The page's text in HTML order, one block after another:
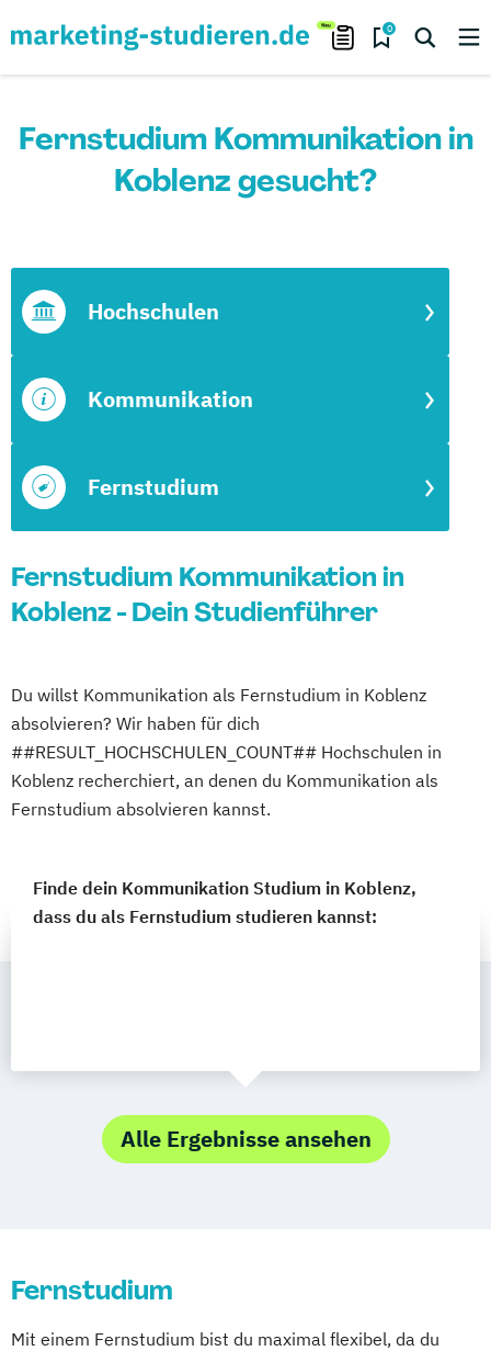
0
Fernstudium Kommunikation in
Koblenz gesucht?
Fernstudium
Kommunikation
Hochschulen
Fernstudium Kommunikation in
Koblenz - Dein Studienführer
Du willst Kommunikation als Fernstudium in Koblenz
absolvieren? Wir haben für dich
##RESULT_HOCHSCHULEN_COUNT## Hochschulen in
Koblenz recherchiert, an denen du Kommunikation als
Fernstudium absolvieren kannst.
Finde dein Kommunikation Studium in Koblenz,
dass du als Fernstudium studieren kannst:
Alle Ergebnisse ansehen
Fernstudium
Mit einem Fernstudium bist du maximal flexibel, da du